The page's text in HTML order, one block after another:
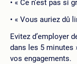
« Ce n’est pas si
« Vous auriez dû
Evitez d’employer
dans les 5 minutes
vos engagements.